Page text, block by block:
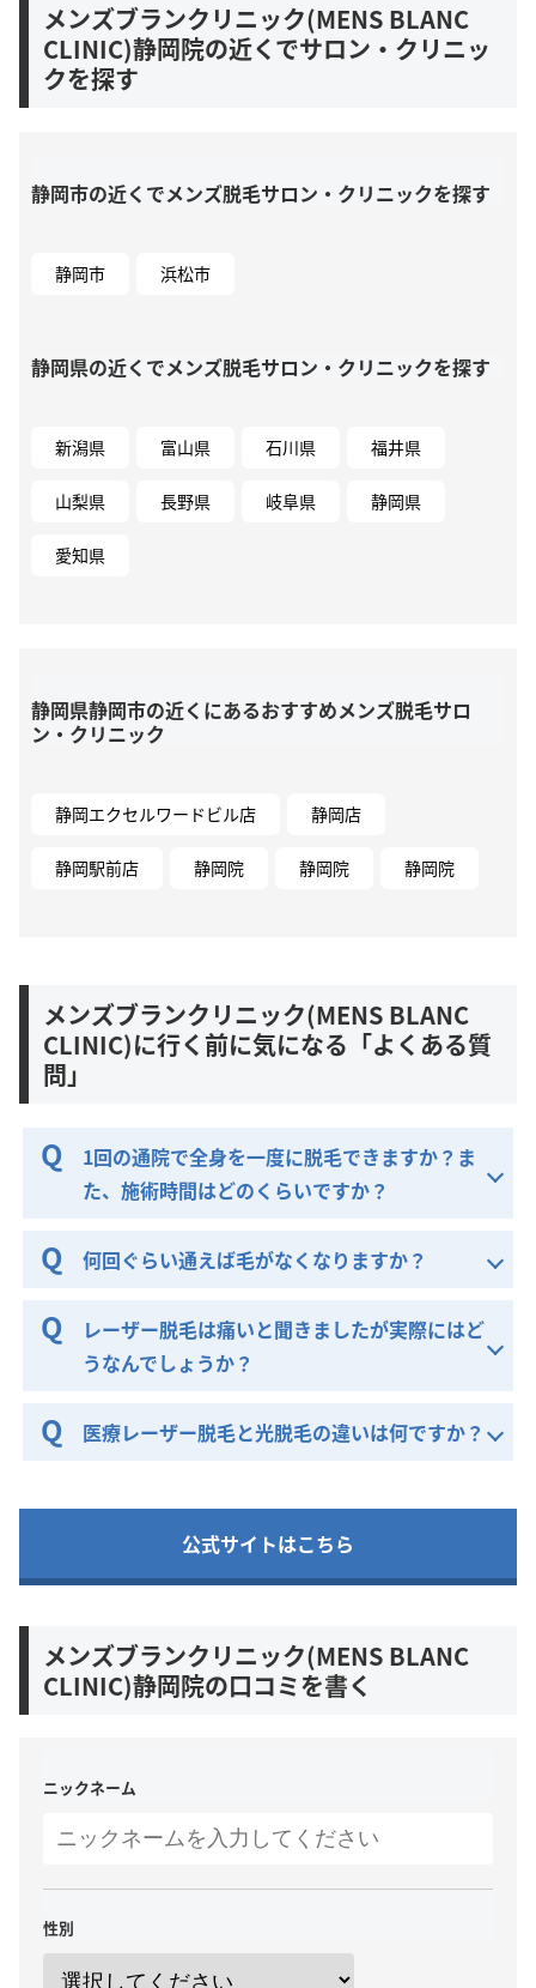
メンズブランクリニック(MENS BLANC
CLINIC)静岡院の近くでサロン・クリニッ
クを探す
静岡市の近くでメンズ脱毛サロン・クリニックを探す
静岡市 浜松市
静岡県の近くでメンズ脱毛サロン・クリニックを探す
新潟県 富山県 石川県 福井県
山梨県 長野県 岐阜県 静岡県
愛知県
静岡県静岡市の近くにあるおすすめメンズ脱毛サロ
ン・クリニック
静岡エクセルワードビル店 静岡店
静岡駅前店 静岡院 静岡院 静岡院
メンズブランクリニック(MENS BLANC
CLINIC)に行く前に気になる「よくある質
問」
1回の通院で全身を一度に脱毛できますか？ま
た、施術時間はどのくらいですか？
何回ぐらい通えば毛がなくなりますか？
レーザー脱毛は痛いと聞きましたが実際にはど
うなんでしょうか？
医療レーザー脱毛と光脱毛の違いは何ですか？
公式サイトはこちら
メンズブランクリニック(MENS BLANC
CLINIC)静岡院の口コミを書く
ニックネーム
性別